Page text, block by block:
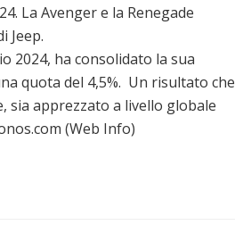
La Avenger e la Renegade
Jeep.
2024, ha consolidato la sua
quota del 4,5%. Un risultato che
sia apprezzato a livello globale
(Web Info)